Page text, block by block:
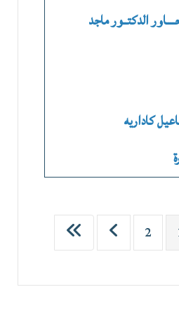
الدكتــور ماجد
كاداريه
2